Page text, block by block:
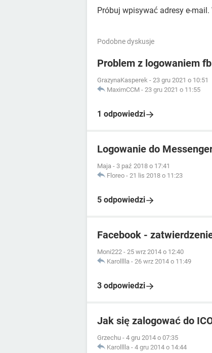
Próbuj wpisywać adresy e-
Podobne dyskusje
Problem z logowaniem
GrazynaKasperek - 23 gru 2021 o 10:51
MaximCCM - 23 gru 2021 o 11:55
1 odpowiedzi
Logowanie do
Maja - 3 paź 2018 o 17:41
Floreo - 21 lis 2018 o 11:23
5 odpowiedzi
Facebook -
Moni222 - 25 wrz 2014 o 12:40
Karolllla - 26 wrz 2014 o 11:49
3 odpowiedzi
Jak się zalogować do
Grzechu - 4 gru 2014 o 07:35
Karolllla - 4 gru 2014 o 14:44